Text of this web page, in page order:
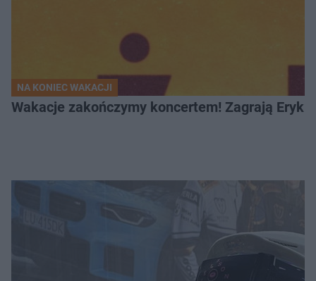
NA KONIEC WAKACJI
Wakacje zakończymy koncertem! Zagrają Eryk